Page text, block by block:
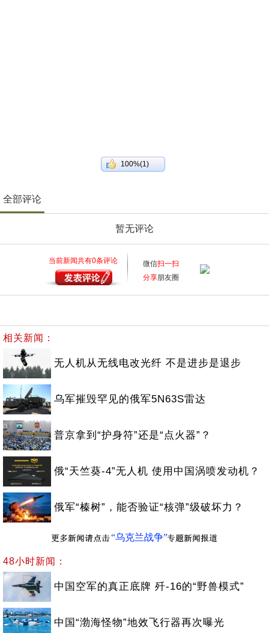
100%(1)
全部评论
暂无评论
当前新闻共有0条评论 微信扫一扫
分享朋友圈
相关新闻：
无人机从无线电改光纤 不是进步是退步
乌军摧毁罕见的俄军5N63S雷达
普京拿到“护身符”还是“点火器”？
俄“天竺葵-4”无人机 使用中国涡喷发动机？
俄军“榛树”，能否验证“核弹”级破坏力？
“乌克兰战争”
48小时新闻：
中国空军的真正底牌 歼-16的“野兽模式”
中国“渤海怪物”地效飞行器再次曝光